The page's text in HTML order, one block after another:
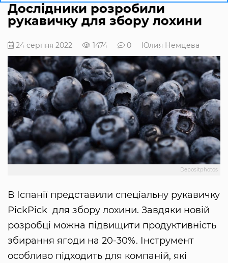
Дослідники розробили
рукавичку для збору лохини
24 серпня 2022 1474 0 Юлия Немцева
Depositphotos
В Іспанії представили спеціальну рукавичку
PickPick для збору лохини. Завдяки новій
розробці можна підвищити продуктивність
збирання ягоди на 20-30%. Інструмент
особливо підходить для компаній, які